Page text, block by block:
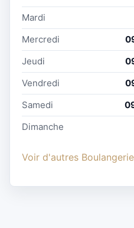
Mardi
Mercredi
Jeudi
Vendredi
Samedi
Dimanche
Voir d'autres